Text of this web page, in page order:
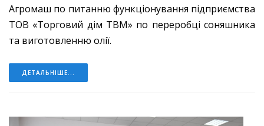
Агромаш по питанню функціонування підприємства
ТОВ «Торговий дім ТВМ» по переробці соняшника
та виготовленню олії.
ДЕТАЛЬНІШЕ...